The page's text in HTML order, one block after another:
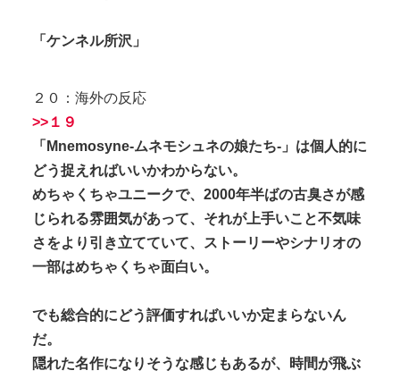
「ケンネル所沢」
２０：海外の反応
>>１９
「Mnemosyne-ムネモシュネの娘たち-」は個人的に
どう捉えればいいかわからない。
めちゃくちゃユニークで、2000年半ばの古臭さが感
じられる雰囲気があって、それが上手いこと不気味
さをより引き立てていて、ストーリーやシナリオの
一部はめちゃくちゃ面白い。
でも総合的にどう評価すればいいか定まらないん
だ。
隠れた名作になりそうな感じもあるが、時間が飛ぶ